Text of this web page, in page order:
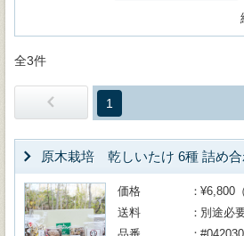
全3件
1
原木栽培 乾しいたけ 6種 詰め合
価格
¥6,800
送料
別途必